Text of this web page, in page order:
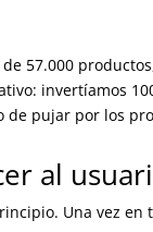
57.000
invertíamos
de pujar por los
al
Una vez